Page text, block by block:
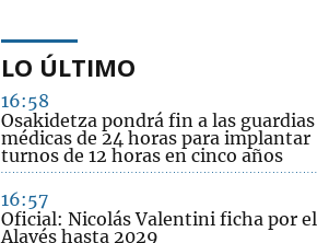
LO ÚLTIMO
16:58
Osakidetza pondrá fin a las guardias
médicas de 24 horas para implantar
turnos de 12 horas en cinco años
16:57
Oficial: Nicolás Valentini ficha por el
Alavés hasta 2029